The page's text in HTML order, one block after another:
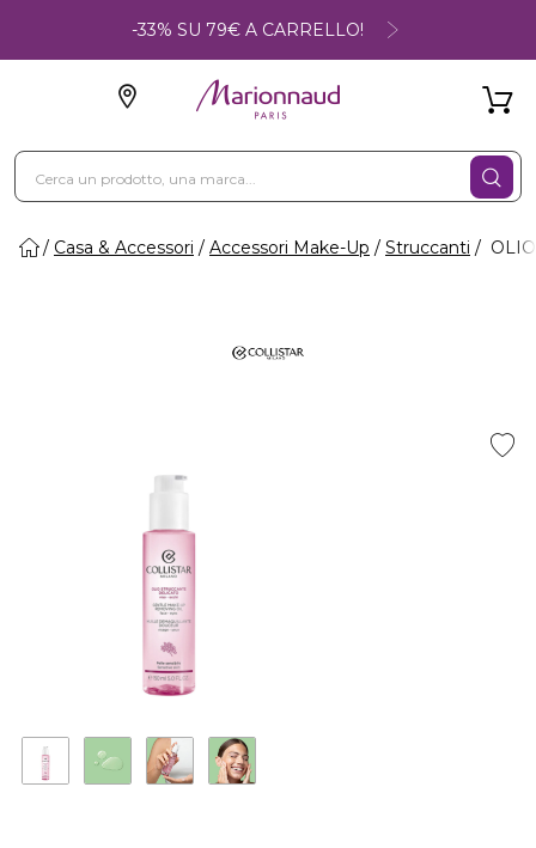
-33% SU 79€ A CARRELLO!
Casa & Accessori Accessori Make-Up Struccanti